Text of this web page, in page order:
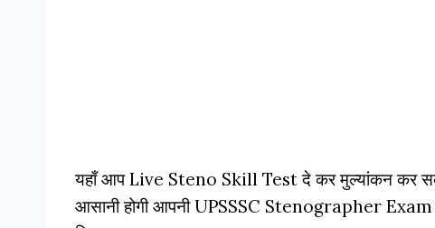
यहाँ आप Live Steno Skill Test दे कर मुल्यांकन कर
आसानी होगी आपनी UPSSSC Stenographer Exam